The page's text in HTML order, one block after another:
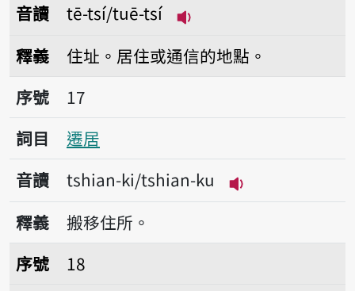
音讀
tē-tsí/tuē-tsí
釋義
住址。居住或通信的地點。
序號17遷居
序號
17
詞目
遷居
音讀
tshian-ki/tshian-ku
播放音讀
釋義
搬移住所。
序號18遷徙
序號
18